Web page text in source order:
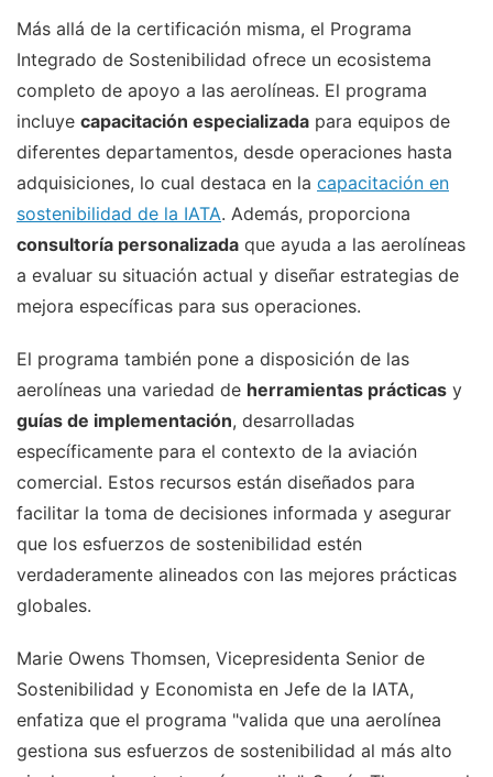
Más allá de la certificación misma, el Programa
Integrado de Sostenibilidad ofrece un ecosistema
completo de apoyo a las aerolíneas. El programa
incluye capacitación especializada para equipos de
diferentes departamentos, desde operaciones hasta
adquisiciones, lo cual destaca en la capacitación en
sostenibilidad de la IATA. Además, proporciona
consultoría personalizada que ayuda a las aerolíneas
a evaluar su situación actual y diseñar estrategias de
mejora específicas para sus operaciones.
El programa también pone a disposición de las
aerolíneas una variedad de herramientas prácticas y
guías de implementación, desarrolladas
específicamente para el contexto de la aviación
comercial. Estos recursos están diseñados para
facilitar la toma de decisiones informada y asegurar
que los esfuerzos de sostenibilidad estén
verdaderamente alineados con las mejores prácticas
globales.
Marie Owens Thomsen, Vicepresidenta Senior de
Sostenibilidad y Economista en Jefe de la IATA,
enfatiza que el programa "valida que una aerolínea
gestiona sus esfuerzos de sostenibilidad al más alto